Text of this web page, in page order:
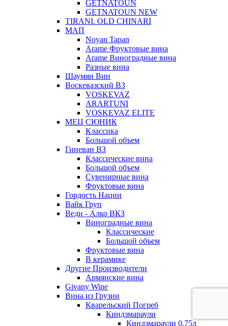
GETNATOUN
GETNATOUN NEW
TIRANI. OLD CHINARI
МАП
Noyan Tapan
Arame Фруктовые вина
Arame Виноградные вина
Разные вина
Шаумян Вин
Воскевазский ВЗ
VOSKEVAZ
ARARTUNI
VOSKEVAZ ELITE
МЕЦ СЮНИК
Классика
Большой объем
Гиневан ВЗ
Классические вина
Большой объем
Сувенирные вина
Фруктовые вина
Гордость Нации
Вайк Груп
Веди - Алко ВКЗ
Виноградные вина
Классические
Большой объем
Фруктовые вина
В керамике
Другие Производители
Армянские вина
Givany Wine
Вина из Грузии
Кварельский Погреб
Киндзмараули
Киндзмараули 0,75л